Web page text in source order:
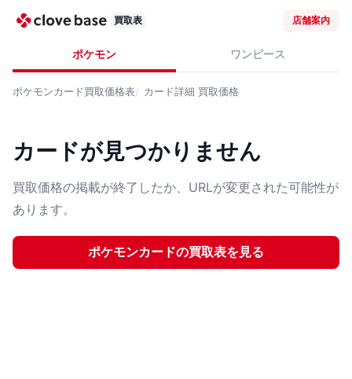
買取表 店舗案内
ポケモン ワンピース
ポケモンカード買取価格表 カード詳細 買取価格
カードが見つかりません
買取価格の掲載が終了したか、URLが変更された可能性が
あります。
ポケモンカードの買取表を見る